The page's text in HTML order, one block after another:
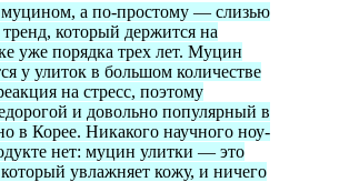
муцином, а по-простому — слизью
который держится на
уже порядка трех лет. Муцин
у улиток в большом количестве
на стресс, поэтому
и довольно популярный в
в Корее. Никакого научного ноу-
нет: муцин улитки — это
увлажняет кожу, и ничего